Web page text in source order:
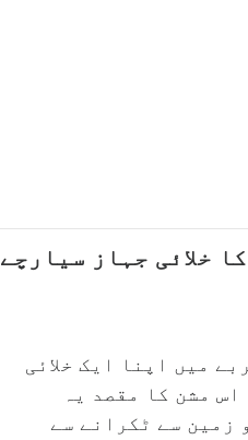
خلائی جہاز سیارچے
میں اپنا ایک خلائی
مشن کا مقصد یہ
زمین سے ٹکرانے سے